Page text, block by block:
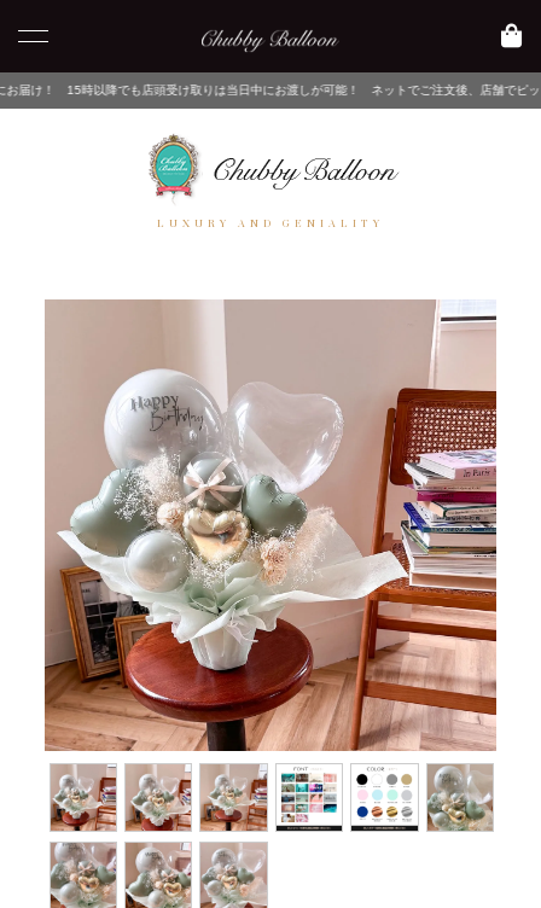
店頭受け取りは当日中にお渡しが可能！ ネットでご注文後、店舗でピックアップするだけ！
LUXURY AND GENIALITY